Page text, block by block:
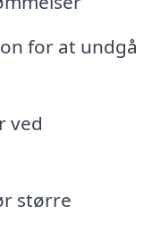
for at undgå
ved
større